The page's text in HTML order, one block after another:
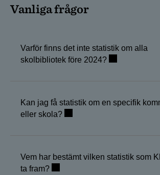
Vanliga frågor
Varför finns det inte statistik om alla
skolbibliotek före 2024?
Kan jag få statistik om en specifik
eller skola?
Vem har bestämt vilken statistik som
ta fram?